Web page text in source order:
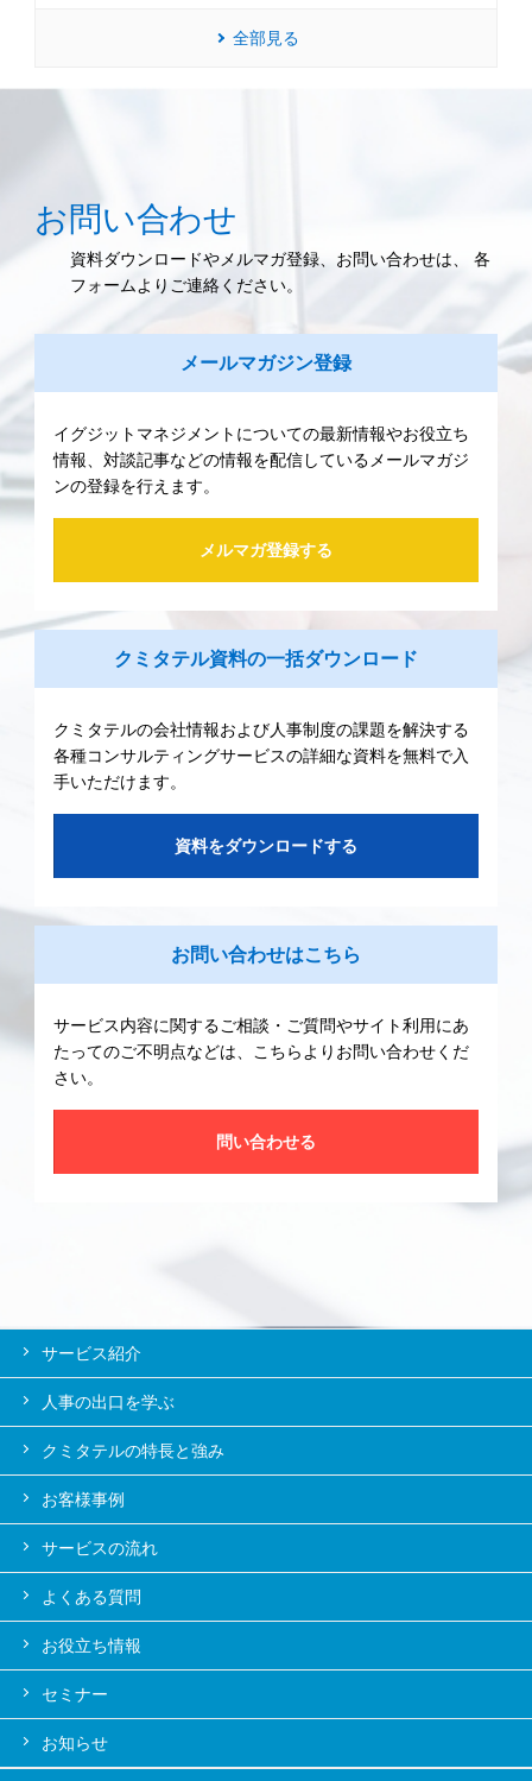
全部見る
お問い合わせ
資料ダウンロードやメルマガ登録、お問い合わせは、 各
フォームよりご連絡ください。
メールマガジン登録
イグジットマネジメントについての最新情報やお役立ち
情報、対談記事などの情報を配信しているメールマガジ
ンの登録を行えます。
メルマガ登録する
クミタテル資料の一括ダウンロード
クミタテルの会社情報および人事制度の課題を解決する
各種コンサルティングサービスの詳細な資料を無料で入
手いただけます。
資料をダウンロードする
お問い合わせはこちら
サービス内容に関するご相談・ご質問やサイト利用にあ
たってのご不明点などは、こちらよりお問い合わせくだ
さい。
問い合わせる
サービス紹介
人事の出口を学ぶ
クミタテルの特長と強み
お客様事例
サービスの流れ
よくある質問
お役立ち情報
セミナー
お知らせ